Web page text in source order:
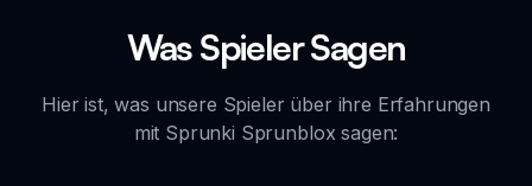
Was Spieler Sagen
Hier ist, was unsere Spieler über ihre Erfahrungen
mit Sprunki Sprunblox sagen: